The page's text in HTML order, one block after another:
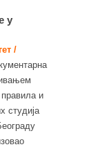
у
/
правила и
студија